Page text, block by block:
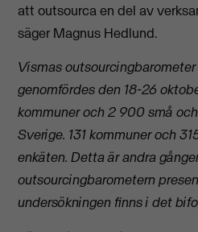
att outsourca en del av
säger Magnus Hedlund.
Vismas
genomfördes den 18-26
kommuner och 2 900 små
Sverige. 131 kommuner och
enkäten. Detta är andra
outsourcingbarometern
undersökningen finns i det